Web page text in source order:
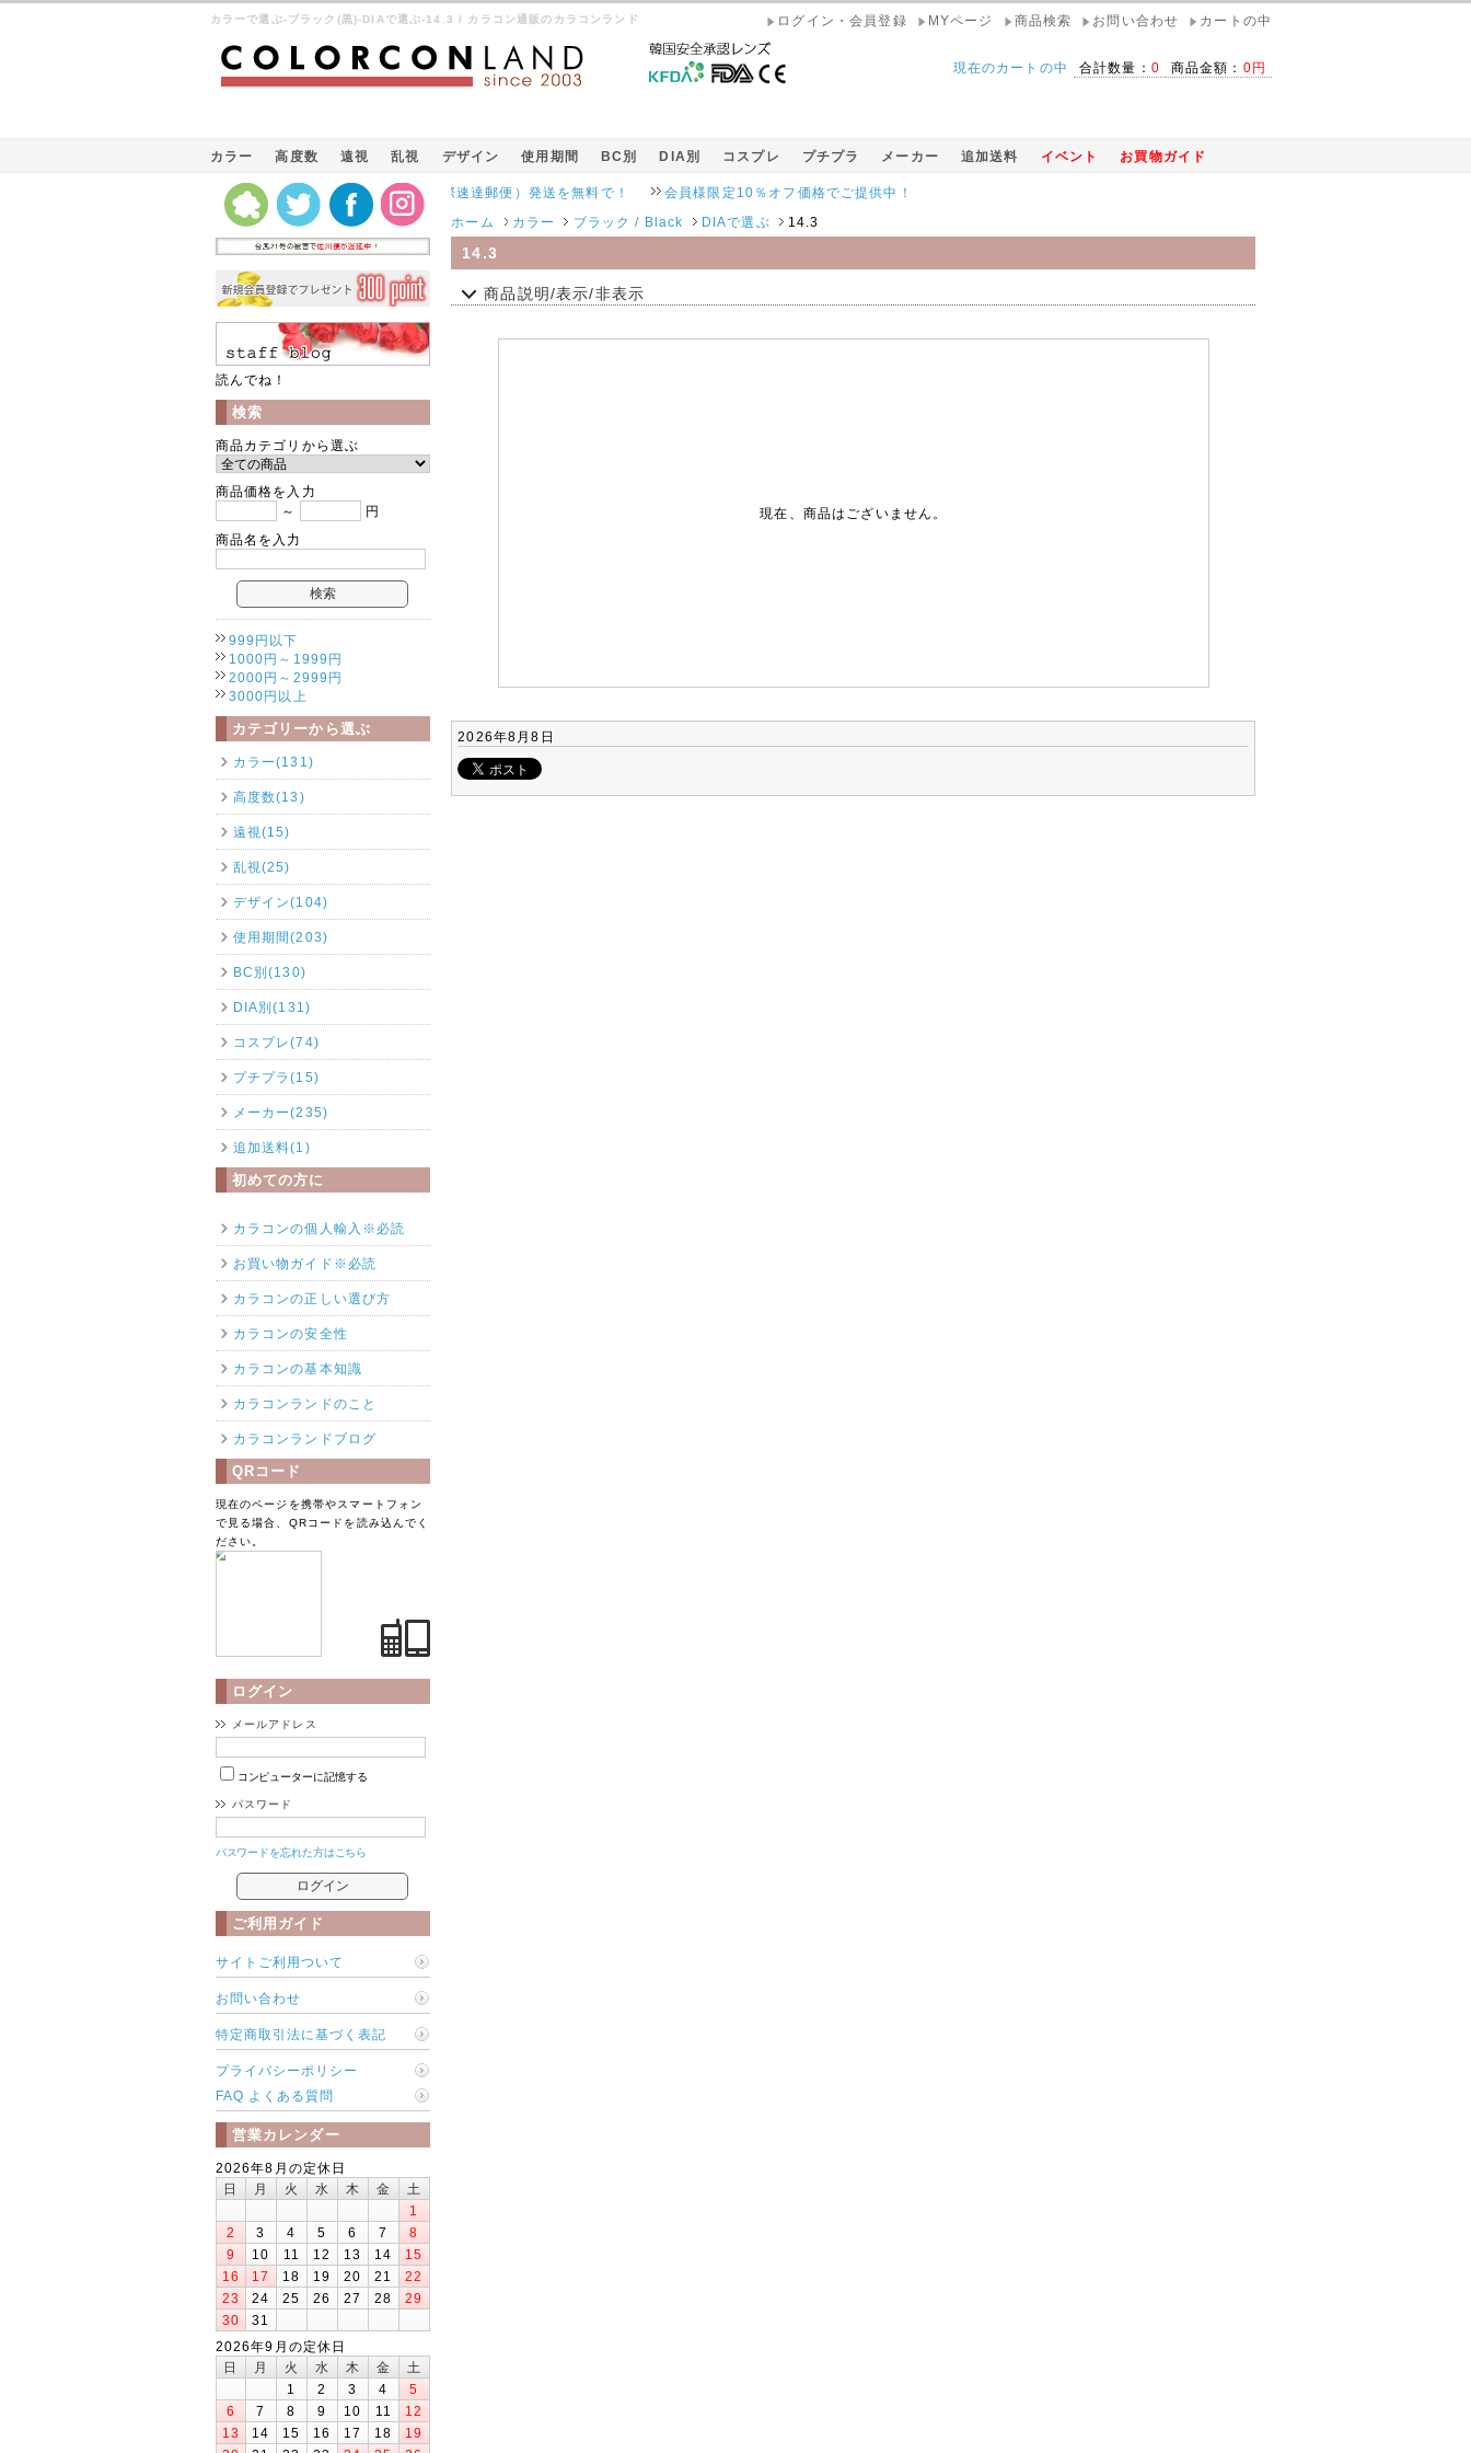
カラーで選ぶ-ブラック(黒)-DIAで選ぶ-14.3 / カラコン通販のカラコンランド ログイン・会員登録 MYページ 商品検索 お問い合わせ カートの中
現在のカートの中 合計数量： 0 商品金額： 0円
カラー 高度数 遠視 乱視 デザイン 使用期間 BC別 DIA別 コスプレ プチプラ メーカー 追加送料 イベント お買物ガイド
Kパケット（韓国の国際速達郵便）発送を無料で！ 会員様限定10％オフ価格でご提供中！
ホーム カラー ブラック / Black DIAで選ぶ 14.3
14.3
商品説明/表示/非表示
現在、商品はございません。
2026年8月8日
読んでね！
検索
商品カテゴリから選ぶ
商品価格を入力
～
円
商品名を入力
999円以下
1000円～1999円
2000円～2999円
3000円以上
カテゴリーから選ぶ
カラー(131)
高度数(13)
遠視(15)
乱視(25)
デザイン(104)
使用期間(203)
BC別(130)
DIA別(131)
コスプレ(74)
プチプラ(15)
メーカー(235)
追加送料(1)
初めての方に
カラコンの個人輸入※必読
お買い物ガイド※必読
カラコンの正しい選び方
カラコンの安全性
カラコンの基本知識
カラコンランドのこと
カラコンランドブログ
QRコード
現在のページを携帯やスマートフォン
で見る場合、QRコードを読み込んでく
ださい。
ログイン
メールアドレス
コンピューターに記憶する
パスワード
パスワードを忘れた方はこちら
ご利用ガイド
サイトご利用ついて
お問い合わせ
特定商取引法に基づく表記
プライバシーポリシー
FAQ よくある質問
営業カレンダー
2026年8月の定休日
日
月 火 水 木 金
土
1
2
3 4 5 6 7
8
9
10 11 12 13 14
15
16
17 18 19 20 21
22
23
24 25 26 27 28
29
30
31
2026年9月の定休日
日
月 火 水 木 金
土
1
2 3 4
5
6
7 8 9 10 11
12
13
14 15 16 17 18
19